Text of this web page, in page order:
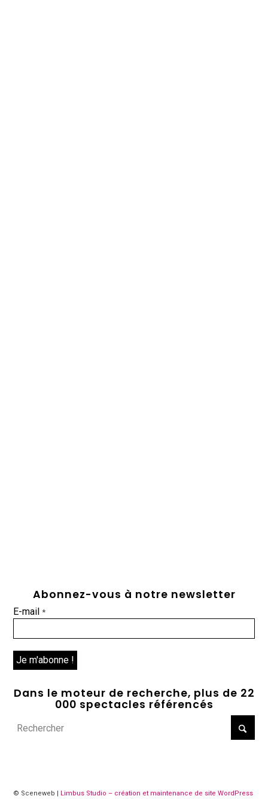
Abonnez-vous à notre newsletter
E-mail*
Dans le moteur de recherche, plus de 22
000 spectacles référencés
© Sceneweb | Limbus Studio – création et maintenance de site WordPress